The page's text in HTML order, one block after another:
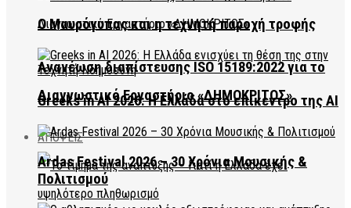
Ανανέωση διαπίστευσης ISO 15189:2022 για το
Διαγνωστικό Εργαστήριο «ΔΗΜΟΚΡΙΤΟΣ»
ΑΠΟΨΕΙΣ
Ο Μαυρόγυπας και η τεχνητή παροχή τροφής
Greeks in AI 2026: Η Ελλάδα στο επίκεντρο της AI
Ardas Festival 2026 – 30 Χρόνια Μουσικής &
Πολιτισμού